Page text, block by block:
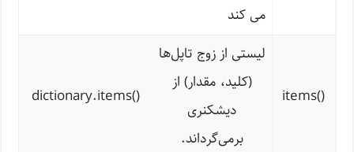
می کند
()
items
لیستی از زوج تاپل‌ها
(کلید، مقدار) از
دیشکنری
برمی‌گرداند.
()
dictionary.items